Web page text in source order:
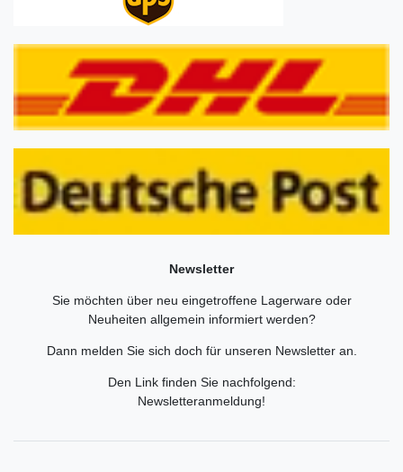
Newsletter
Sie möchten über neu eingetroffene Lagerware oder
Neuheiten allgemein informiert werden?
Dann melden Sie sich doch für unseren Newsletter an.
Den Link finden Sie nachfolgend:
Newsletteranmeldung!